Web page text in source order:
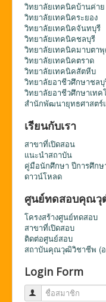
วิทยาลัยเทคนิคบ้านค่าย
วิทยาลัยเทคนิคระยอง
วิทยาลัยเทคนิคจันทบุรี
วิทยาลัยเทคนิคชลบุรี
วิทยาลัยเทคนิคมาบตา
วิทยาลัยเทคนิคตราด
วิทยาลัยเทคนิคสัตหีบ
วิทยาลัยอาชีวศึกษาชล
วิทยาลัยอาชีวศึกษาเท
สำนักพัฒนายุทธศาสตร์
เรียนกับเรา
สาขาที่เปิดสอน
แนะนำสถาบัน
คู่มือนักศึกษา ปีการศึกษ
ดาวน์โหลด
ศูนย์ทดสอบคุณวุ
โครงสร้างศูนย์ทดสอบ
สาขาที่เปิดสอบ
ติดต่อศูนย์สอบ
สถาบันคุณวุฒิวิชาชีพ (
Login Form
ชื่อสมาชิก